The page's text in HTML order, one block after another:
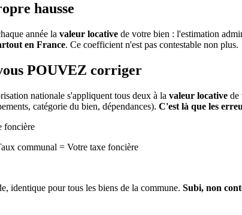
hausse
année la valeur locative de votre bien : l'estimation
en France. Ce coefficient n'est pas contestable non plus.
POUVEZ corriger
nationale s'appliquent tous deux à la valeur locative de
catégorie du bien, dépendances). C'est là que les
foncière
communal = Votre taxe foncière
identique pour tous les biens de la commune. Subi, non